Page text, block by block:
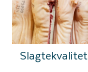
Slagtekvalitet